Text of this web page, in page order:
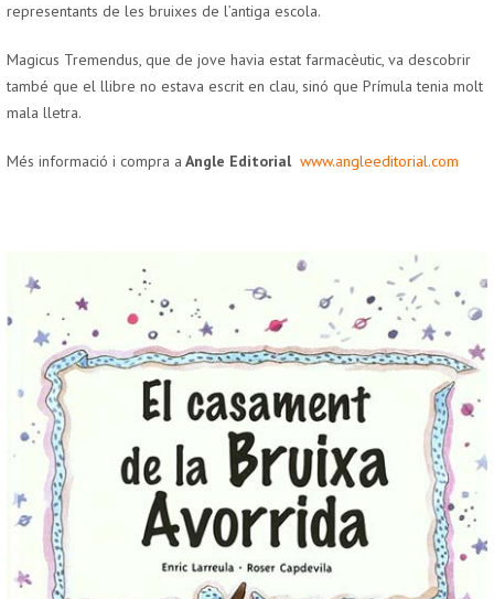
representants de les bruixes de l’antiga escola.
Magicus Tremendus, que de jove havia estat farmacèutic, va descobrir
també que el llibre no estava escrit en clau, sinó que Prímula tenia molt
mala lletra.
Més informació i compra a Angle Editorial www.angleeditorial.com